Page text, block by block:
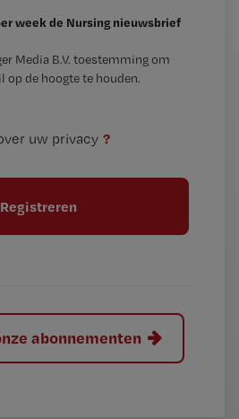
week de Nursing nieuwsbrief
Media B.V. toestemming om
op de hoogte te houden.
uw privacy ?
abonnementen